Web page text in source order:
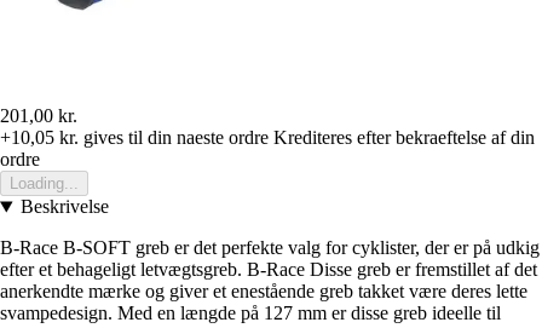
201,00 kr.
+10,05 kr. gives til din naeste ordre Krediteres efter bekraeftelse af din
ordre
Loading...
Beskrivelse
B-Race B-SOFT greb er det perfekte valg for cyklister, der er på udkig
efter et behageligt letvægtsgreb. B-Race Disse greb er fremstillet af det
anerkendte mærke og giver et enestående greb takket være deres lette
svampedesign. Med en længde på 127 mm er disse greb ideelle til